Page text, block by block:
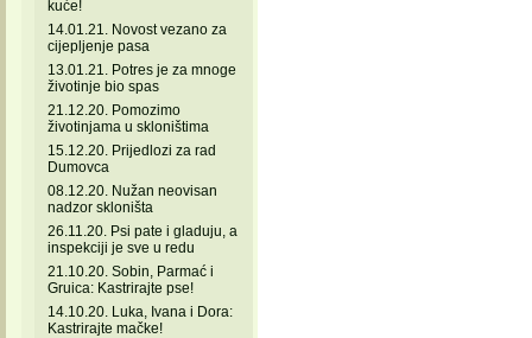
kuće!
14.01.21. Novost vezano za
cijepljenje pasa
13.01.21. Potres je za mnoge
životinje bio spas
21.12.20. Pomozimo
životinjama u skloništima
15.12.20. Prijedlozi za rad
Dumovca
08.12.20. Nužan neovisan
nadzor skloništa
26.11.20. Psi pate i gladuju, a
inspekciji je sve u redu
21.10.20. Sobin, Parmać i
Gruica: Kastrirajte pse!
14.10.20. Luka, Ivana i Dora:
Kastrirajte mačke!